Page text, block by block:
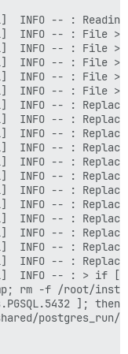
INFO -- :
INFO -- : File
INFO -- : File
INFO -- : File
INFO -- : File
INFO -- : File >
INFO -- :
INFO -- :
INFO -- :
INFO -- :
INFO -- :
INFO -- :
INFO -- :
INFO -- :
INFO -- :
INFO -- :
INFO -- :
#1]  INFO -- :
#1]  INFO -- : >
rm -f /root/
]; then